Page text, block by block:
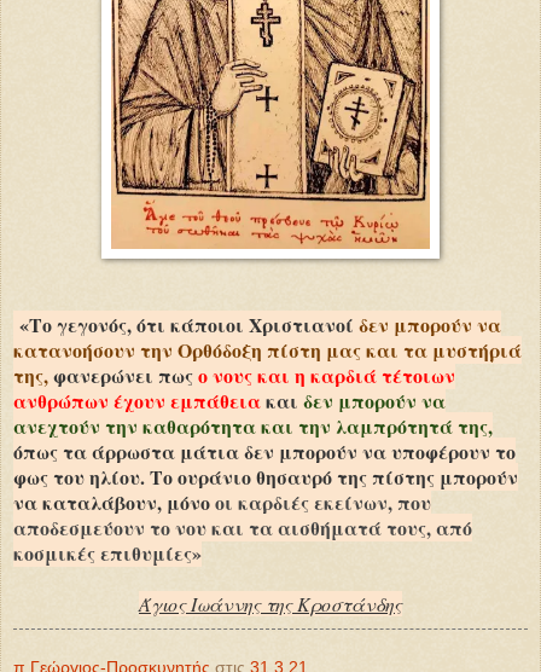
«Το γεγονός, ότι κάποιοι Χριστιανοί δεν μπορούν να
κατανοήσουν την Ορθόδοξη πίστη μας και τα μυστήριά
της,φανερώνει πωςο νους και η καρδιά τέτοιων
ανθρώπων έχουν εμπάθειακαι δεν μπορούν να
ανεχτούν την καθαρότητα και την λαμπρότητά της,
όπως τα άρρωστα μάτια δεν μπορούν να υποφέρουν το
φως του ηλίου. Το ουράνιο θησαυρό της πίστης μπορούν
να καταλάβουν, μόνοοι καρδιές εκείνων, που
αποδεσμεύουν το νου και τα αισθήματά τους, από
κοσμικές επιθυμίες»
Άγιος Ιωάννης της Κροστάνδης
π.Γεώργιος-Προσκυνητής στις 31.3.21